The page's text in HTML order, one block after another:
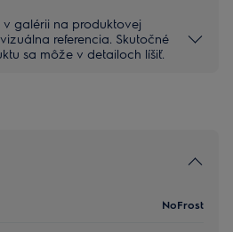
galérii na produktovej
referencia. Skutočné
sa môže v detailoch líšiť.
NoFrost